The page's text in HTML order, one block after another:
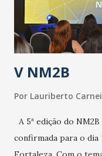
secretário. Segundo
contaminação alta,
população e ao
estratificação do risco
V NM2B
Por Lauriberto
A 5ª edição do
confirmada para o dia